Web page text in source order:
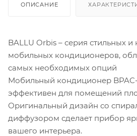
ОПИСАНИЕ
BALLU Orbis – серия стильных
мобильных кондиционеров,
самых необходимых опций
Мобильный кондиционер
эффективен для помещений
Оригинальный дизайн со
диффузором сделает прибор
вашего интерьера.